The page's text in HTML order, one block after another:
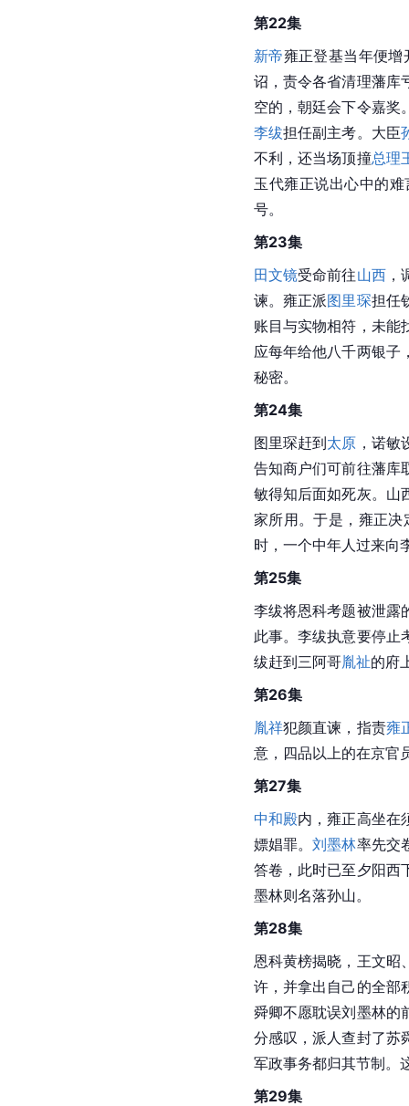
第22集
新帝雍正登基当年便
诏，责令各省清理藩库
空的，朝廷会下令嘉奖
李绂担任副主考。大臣
不利，还当场顶撞总理
玉代雍正说出心中的
号。
第23集
田文镜受命前往山西，
谏。雍正派图里琛担任
账目与实物相符，未能
应每年给他八千两银子
秘密。
第24集
图里琛赶到太原 ，诺
告知商户们可前往藩库
敏得知后面如死灰。山
家所用。于是，雍正
时，一个中年人过来向
第25集
李绂将恩科考题被泄露
此事。李绂执意要停止
绂赶到三阿哥胤祉的府
第26集
胤祥犯颜直谏，指责雍
意，四品以上的在京官
第27集
中和殿内，雍正高坐在
嫖娼罪。刘墨林率先交
答卷，此时已至夕阳西
墨林则名落孙山。
第28集
恩科黄榜揭晓，王文昭
许，并拿出自己的全部
舜卿不愿耽误刘墨林的
分感叹，派人查封了苏
军政事务都归其节制。
第29集